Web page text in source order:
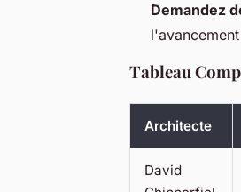
Demandez
Tableau
Architecte
David